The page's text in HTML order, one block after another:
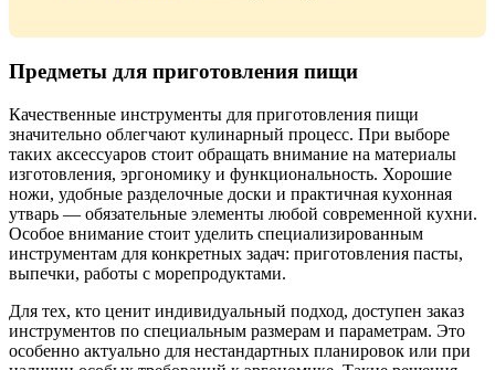
Предметы для приготовления пищи
Качественные инструменты для приготовления пищи
значительно облегчают кулинарный процесс. При выборе
таких аксессуаров стоит обращать внимание на материалы
изготовления, эргономику и функциональность. Хорошие
ножи, удобные разделочные доски и практичная кухонная
утварь — обязательные элементы любой современной кухни.
Особое внимание стоит уделить специализированным
инструментам для конкретных задач: приготовления пасты,
выпечки, работы с морепродуктами.
Для тех, кто ценит индивидуальный подход, доступен заказ
инструментов по специальным размерам и параметрам. Это
особенно актуально для нестандартных планировок или при